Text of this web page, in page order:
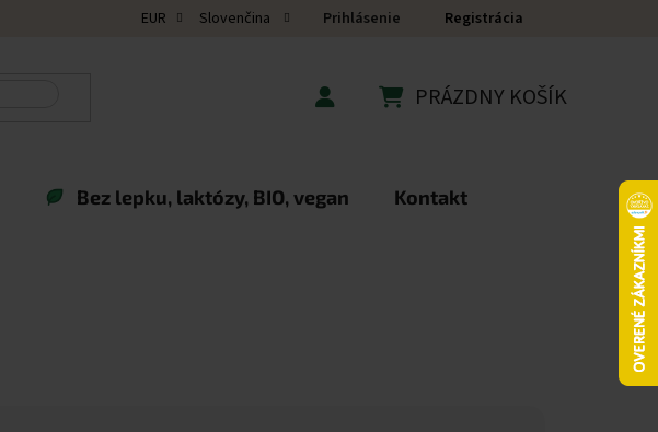
EUR Slovenčina Prihlásenie Registrácia
PRÁZDNY KOŠÍK
Bez lepku, laktózy, BIO, vegan Kontakt